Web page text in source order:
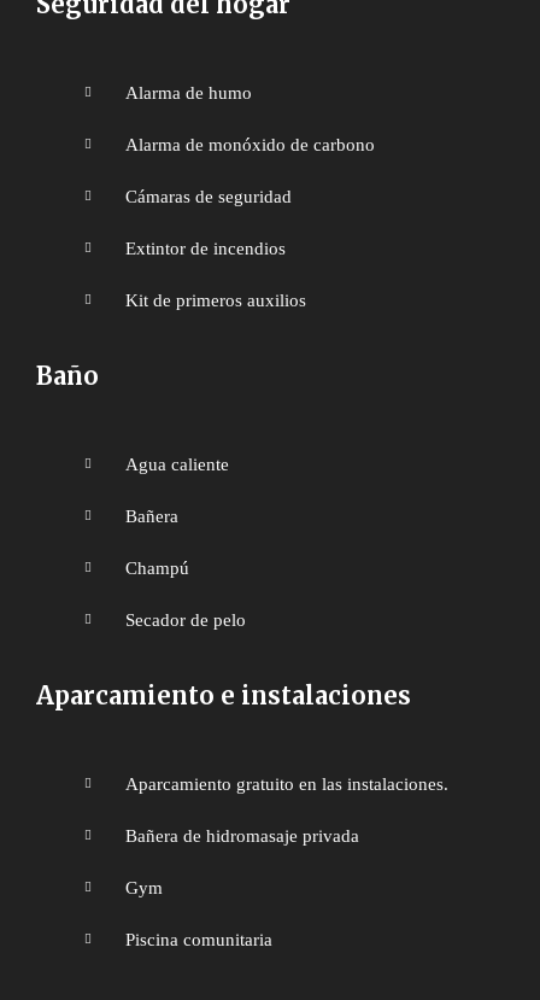
Alarma de humo
Alarma de monóxido de carbono
Cámaras de seguridad
Extintor de incendios
Kit de primeros auxilios
Baño
Agua caliente
Bañera
Champú
Secador de pelo
Aparcamiento e instalaciones
Aparcamiento gratuito en las instalaciones.
Bañera de hidromasaje privada
Gym
Piscina comunitaria